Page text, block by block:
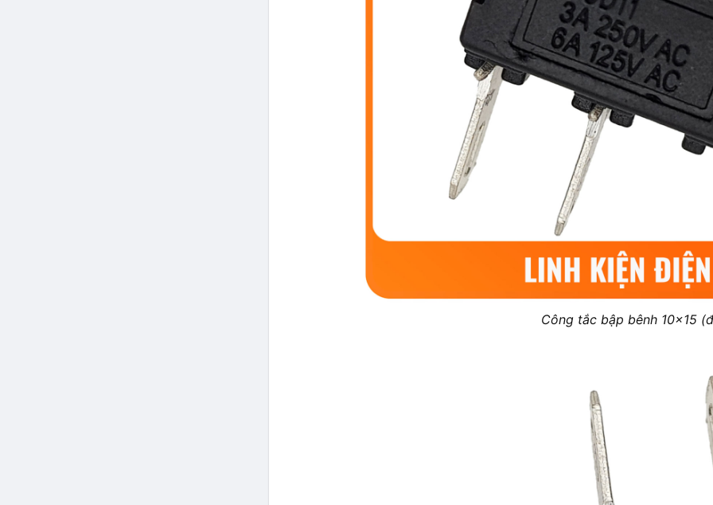
Công tắc bập bênh 10×15